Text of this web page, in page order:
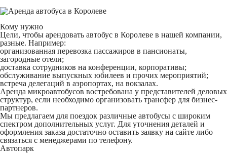
Кому нужно
Цели, чтобы арендовать автобус в Королеве в нашей компании,
разные. Например:
организованная перевозка пассажиров в пансионаты,
загородные отели;
доставка сотрудников на конференции, корпоративы;
обслуживание выпускных юбилеев и прочих мероприятий;
встреча делегаций в аэропортах, на вокзалах.
Аренда микроавтобусов востребована у представителей деловых
структур, если необходимо организовать трансфер для бизнес-
партнеров.
Мы предлагаем для поездок различные автобусы с широким
спектром дополнительных услуг. Для уточнения деталей и
оформления заказа достаточно оставить заявку на сайте либо
связаться с менеджерами по телефону.
Автопарк